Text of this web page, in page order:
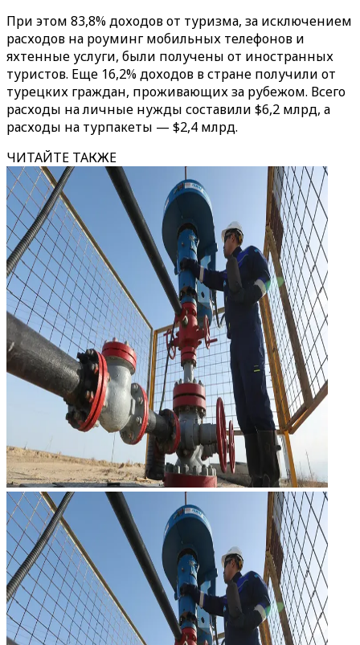
При этом 83,8% доходов от туризма, за исключением
расходов на роуминг мобильных телефонов и
яхтенные услуги, были получены от иностранных
туристов. Еще 16,2% доходов в стране получили от
турецких граждан, проживающих за рубежом. Всего
расходы на личные нужды составили $6,2 млрд, а
расходы на турпакеты — $2,4 млрд.
ЧИТАЙТЕ ТАКЖЕ